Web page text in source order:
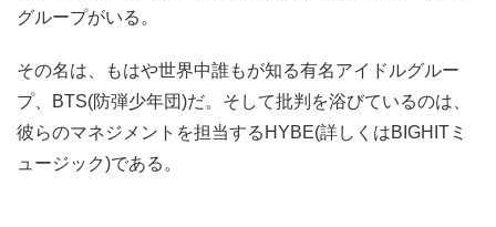
グループがいる。
その名は、もはや世界中誰もが知る有名アイドルグルー
プ、BTS(防弾少年団)だ。そして批判を浴びているのは、
彼らのマネジメントを担当するHYBE(詳しくはBIGHITミ
ュージック)である。